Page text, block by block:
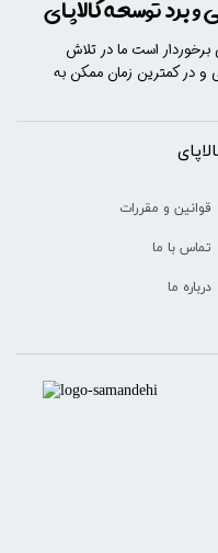
قوانین و مقررات
تماس با ما
درباره ما
برخوردار است ما در تلاش
و در کمترین زمان ممکن به